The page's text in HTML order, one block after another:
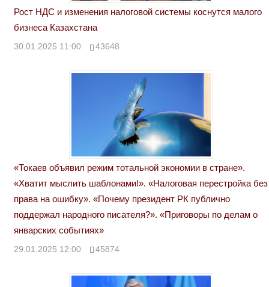
Рост НДС и изменения налоговой системы коснутся малого
бизнеса Казахстана
30.01.2025 11:00 43648
«Токаев объявил режим тотальной экономии в стране».
«Хватит мыслить шаблонами!». «Налоговая перестройка без
права на ошибку». «Почему президент РК публично
поддержал народного писателя?». «Приговоры по делам о
январских событиях»
29.01.2025 12:00 45874